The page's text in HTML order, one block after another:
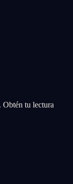
Obtén tu lectura